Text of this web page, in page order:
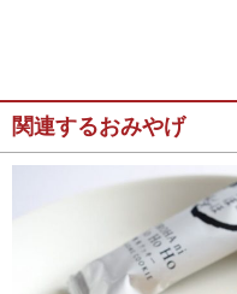
関連するおみやげ